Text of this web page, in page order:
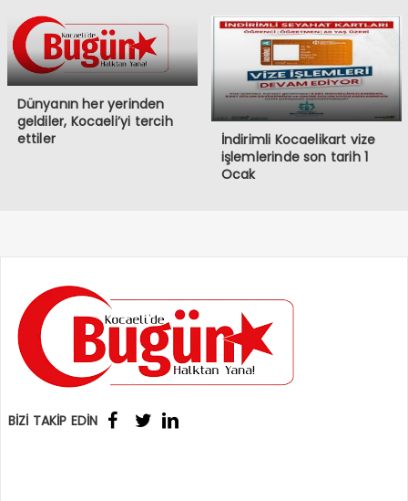
Dünyanın her yerinden
geldiler, Kocaeli’yi tercih
ettiler
İndirimli Kocaelikart vize
işlemlerinde son tarih 1
Ocak
BİZİ TAKİP EDİN